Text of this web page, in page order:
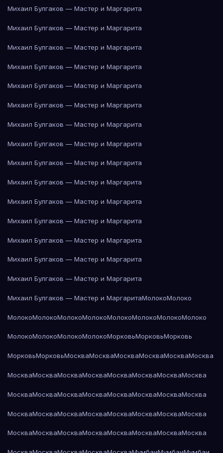
Михаил Булгаков — Мастер и Маргарита
Михаил Булгаков — Мастер и Маргарита
Михаил Булгаков — Мастер и Маргарита
Михаил Булгаков — Мастер и Маргарита
Михаил Булгаков — Мастер и Маргарита
Михаил Булгаков — Мастер и Маргарита
Михаил Булгаков — Мастер и Маргарита
Михаил Булгаков — Мастер и Маргарита
Михаил Булгаков — Мастер и Маргарита
Михаил Булгаков — Мастер и Маргарита
Михаил Булгаков — Мастер и Маргарита
Михаил Булгаков — Мастер и Маргарита
Михаил Булгаков — Мастер и Маргарита
Михаил Булгаков — Мастер и Маргарита
Михаил Булгаков — Мастер и Маргарита
Михаил Булгаков — Мастер и МаргаритаМолокоМолоко
МолокоМолокоМолокоМолокоМолокоМолокоМолокоМолоко
МолокоМолокоМолокоМолокоМорковьМорковьМорковь
МорковьМорковьМоскваМоскваМоскваМоскваМоскваМосква
МоскваМоскваМоскваМоскваМоскваМоскваМоскваМосква
МоскваМоскваМоскваМоскваМоскваМоскваМоскваМосква
МоскваМоскваМоскваМоскваМоскваМоскваМоскваМосква
МоскваМоскваМоскваМоскваМоскваМоскваМоскваМосква